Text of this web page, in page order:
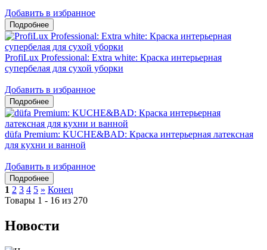
Добавить в избранное
ProfiLux Professional: Extra white: Краска интерьерная
супербелая для сухой уборки
Добавить в избранное
düfa Premium: KUCHE&BAD: Краска интерьерная латексная
для кухни и ванной
Добавить в избранное
1 2 3 4 5 » Конец
Товары 1 - 16 из 270
Новости